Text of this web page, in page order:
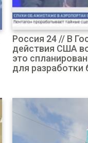
Россия 24 // В
действия США
это
для разработки